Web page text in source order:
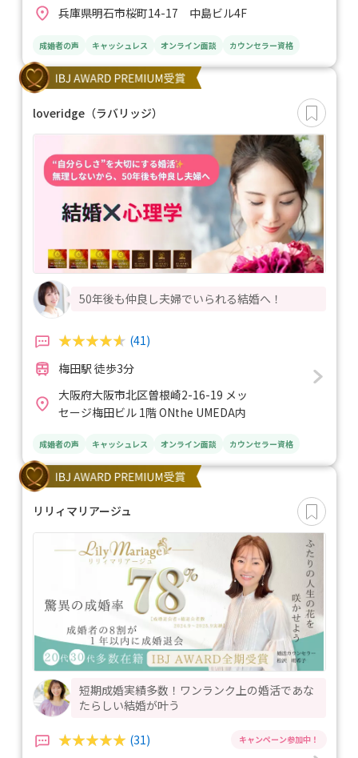
兵庫県明石市桜町14-17 中島ビル4F
成婚者の声 キャッシュレス オンライン面談 カウンセラー資格
loveridge（ラバリッジ）
50年後も仲良し夫婦でいられる結婚へ！
(41)
梅田駅 徒歩3分
大阪府大阪市北区曽根崎2-16-19 メッ
セージ梅田ビル 1階 ONthe UMEDA内
成婚者の声 キャッシュレス オンライン面談 カウンセラー資格
リリィマリアージュ
短期成婚実績多数！ワンランク上の婚活であな
たらしい結婚が叶う
(31)